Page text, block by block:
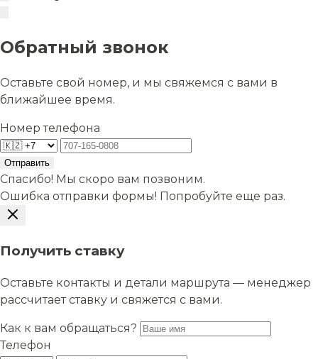
Обратный звонок
Оставьте свой номер, и мы свяжемся с вами в
ближайшее время.
Номер телефона
Отправить
Спасибо! Мы скоро вам позвоним.
Ошибка отправки формы! Попробуйте еще раз.
Получить ставку
Оставьте контакты и детали маршрута — менеджер
рассчитает ставку и свяжется с вами.
Как к вам обращаться?
Телефон